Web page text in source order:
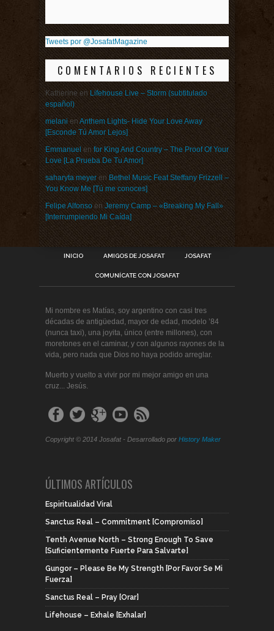
Tweets por @JosafatMagazine
COMENTARIOS RECIENTES
KatherineenLifehouse Live – Storm (subtitulado
español)
melanienAnthem Lights- Hide Your Love Away
[Esconde Tú Amor Lejos]
Emmanuelenfor King And Country – The Proof Of Your
Love [La Prueba De Tu Amor]
saharyta meyerenBethel Music Feat Steffany Frizzell –
You Know Me [Tú me conoces]
Felipe AlfonsoenJeremy Camp – «Breaking My Fall»
[Interrumpiendo Mi Caída]
INICIO AMIGOS DE JOSAFAT JOSAFAT
COMUNÍCATE CON JOSAFAT
Mi nombre es Matías, soy argentino con casi tres
décadas de antigüedad, mayor de edad, modelo ’84
(nunca taxi), una joyita, único (entre millones), con
moretones en el caminar, y con algunos rayones de la
vida, pero nada que Dios no haya podido arreglar.
Muerto y vuelto a vivir por mi mejor amigo en una
cruz... Jesús.
Copyright © 2014 Josafat - Desarrollado por History Maker
ÚLTIMOS ARTÍCULOS
Espiritualidad Viral
Sanctus Real – Commitment [Compromiso]
Tenth Avenue North – Strong Enough To Save
[Suficientemente Fuerte Para Salvarte]
Gungor – Please Be My Strength [Por Favor Se Mi
Fuerza]
Sanctus Real – Pray [Orar]
Lifehouse – Exhale [Exhalar]